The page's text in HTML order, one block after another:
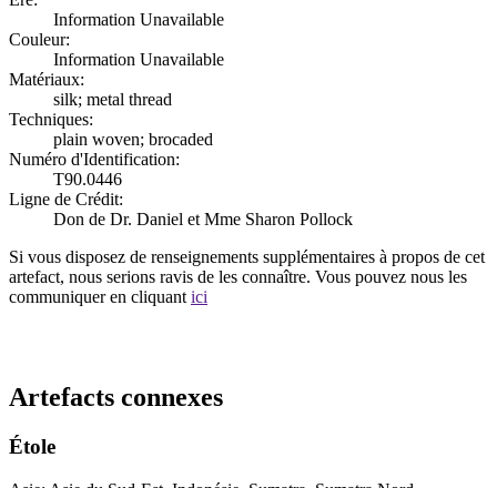
Information Unavailable
Couleur:
Information Unavailable
Matériaux:
silk; metal thread
Techniques:
plain woven; brocaded
Numéro d'Identification:
T90.0446
Ligne de Crédit:
Don de Dr. Daniel et Mme Sharon Pollock
Si vous disposez de renseignements supplémentaires à propos de cet
artefact, nous serions ravis de les connaître. Vous pouvez nous les
communiquer en cliquant ici
Artefacts connexes
Étole